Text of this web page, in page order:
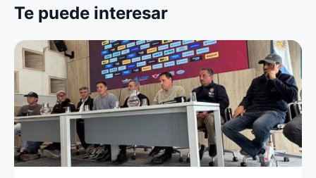
Te puede interesar